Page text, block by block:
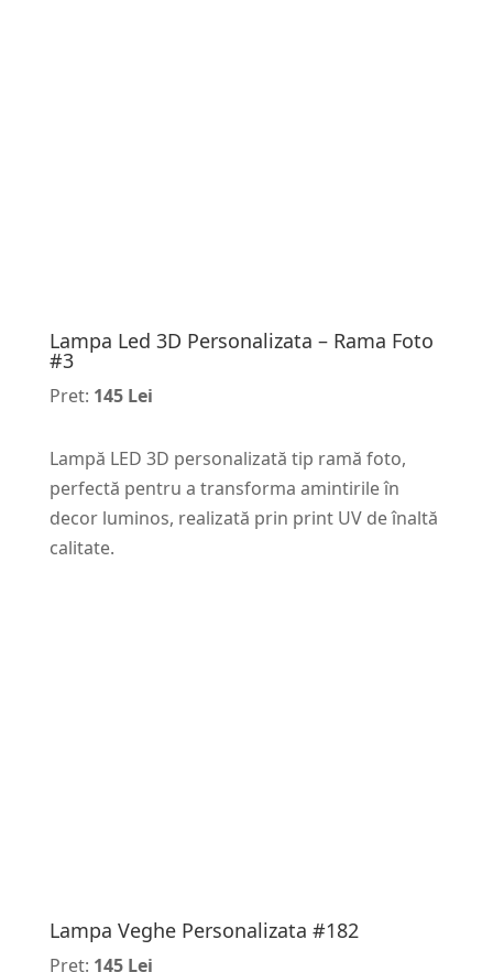
Lampa Led 3D Personalizata – Rama Foto
#3
Pret: 145 Lei
Lampă LED 3D personalizată tip ramă foto,
perfectă pentru a transforma amintirile în
decor luminos, realizată prin print UV de înaltă
calitate.
Lampa Veghe Personalizata #182
Pret: 145 Lei